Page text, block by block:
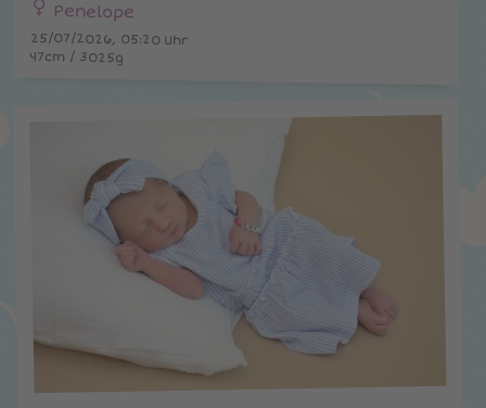
Penelope
25/07/2026, 05:20 Uhr
47cm / 3025g